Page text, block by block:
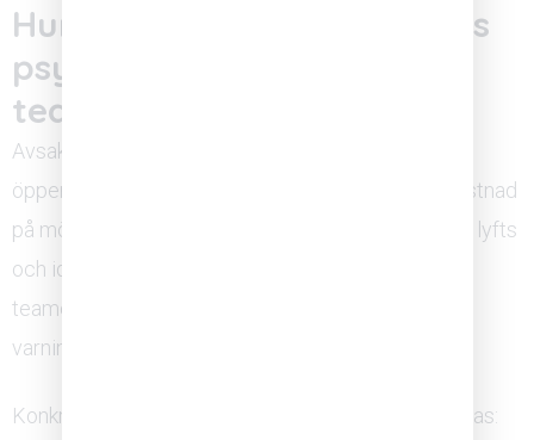
Hur vet man om det saknas
psykologisk trygghet i
teamet?
Avsaknad av psykologisk trygghet syns sällan som
öppen konflikt. Det märks i stället som frånvaro: tystnad
på möten, frågor som inte ställs, problem som inte lyfts
och idéer som aldrig når fram till beslutsnivå. Om
teamet alltid verkar överens är det ofta ett
varningstecken snarare än ett gott betyg.
Konkreta signaler på att psykologisk trygghet saknas: